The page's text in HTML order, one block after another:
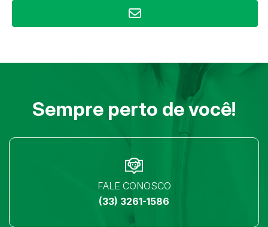
Sempre perto de você!
FALE CONOSCO
(33) 3261-1586